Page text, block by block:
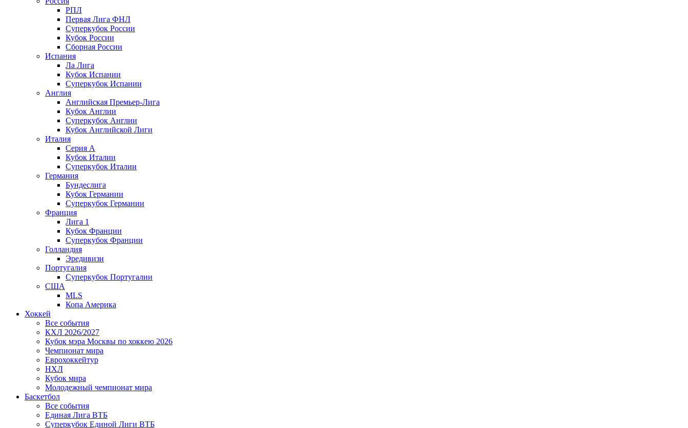
РПЛ
Первая Лига ФНЛ
Суперкубок России
Кубок России
Сборная России
Испания
Ла Лига
Кубок Испании
Суперкубок Испании
Англия
Английская Премьер-Лига
Кубок Англии
Суперкубок Англии
Кубок Английской Лиги
Италия
Серия А
Кубок Италии
Суперкубок Италии
Германия
Бундеслига
Кубок Германии
Суперкубок Германии
Франция
Лига 1
Кубок Франции
Суперкубок Франции
Голландия
Эредивизи
Португалия
Суперкубок Португалии
США
MLS
Копа Америка
Хоккей
Все события
КХЛ 2026/2027
Кубок мэра Москвы по хоккею 2026
Чемпионат мира
Еврохоккейтур
НХЛ
Кубок мира
Молодежный чемпионат мира
Баскетбол
Все события
Единая Лига ВТБ
Суперкубок Единой Лиги ВТБ